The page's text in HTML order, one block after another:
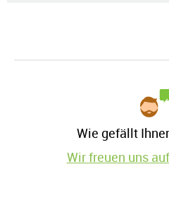
Wie gefällt
Wir freuen uns